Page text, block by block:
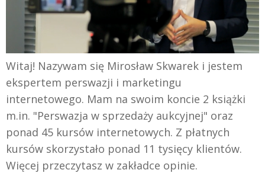
Witaj! Nazywam się Mirosław Skwarek i jestem
ekspertem perswazji i marketingu
internetowego. Mam na swoim koncie 2 książki
m.in. "Perswazja w sprzedaży aukcyjnej" oraz
ponad 45 kursów internetowych. Z płatnych
kursów skorzystało ponad 11 tysięcy klientów.
Więcej przeczytasz w zakładce opinie.